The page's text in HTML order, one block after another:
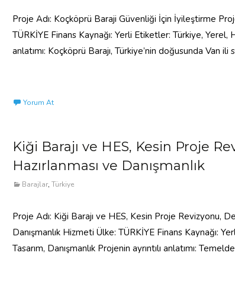
Proje Adı: Koçköprü Baraji Güvenliği İçin İyileştirme
TÜRKİYE Finans Kaynağı: Yerli Etiketler: Türkiye, Yerel,
anlatımı: Koçköprü Barajı, Türkiye’nin doğusunda Van ili
Yorum At
Kiği Barajı ve HES, Kesin Proje
Hazırlanması ve Danışmanlık
Barajlar, Türkiye
Proje Adı: Kiği Barajı ve HES, Kesin Proje Revizyonu,
Danışmanlık Hizmeti Ülke: TÜRKİYE Finans Kaynağı:
Tasarım, Danışmanlık Projenin ayrıntılı anlatımı: